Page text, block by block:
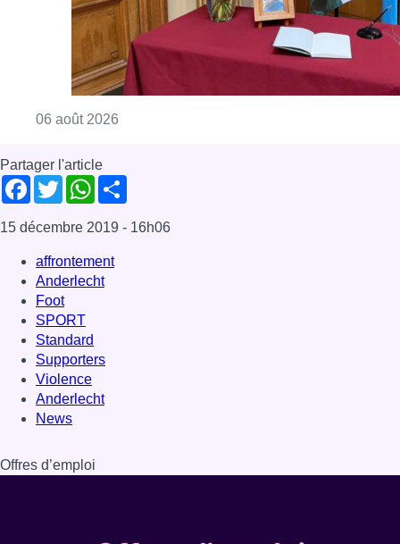
06 août 2026
Partager l'article
Facebook
TwitterWhatsApp
15 décembre 2019 - 16h06
affrontement
Anderlecht
Foot
SPORT
Standard
Supporters
Violence
Anderlecht
News
Offres d’emploi